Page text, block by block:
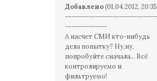
Добавлено(01.04.2012,
--------------
А насчет СМИ кто-нибудь
дела попытку? Ну,ну,
попробуйте сначала... Всё
контролируемо и
фильтруемо!